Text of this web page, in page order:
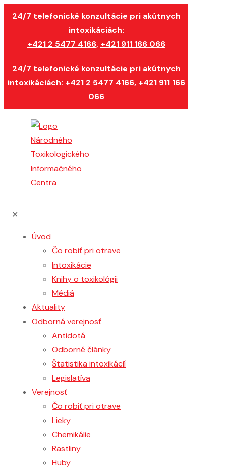
24/7 telefonické konzultácie pri akútnych
intoxikáciách:
+421 2 5477 4166, +421 911 166 066
24/7 telefonické konzultácie pri akútnych
intoxikáciách: +421 2 5477 4166, +421 911 166
066
✕
Úvod
Čo robiť pri otrave
Intoxikácie
Knihy o toxikológii
Médiá
Aktuality
Odborná verejnosť
Antidotá
Odborné články
Štatistika intoxikácií
Legislatíva
Verejnosť
Čo robiť pri otrave
Lieky
Chemikálie
Rastliny
Huby